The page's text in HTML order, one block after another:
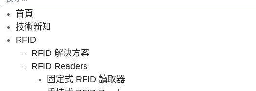
首頁
技術新知
RFID
RFID 解決方案
RFID Readers
固定式 RFID 讀取器